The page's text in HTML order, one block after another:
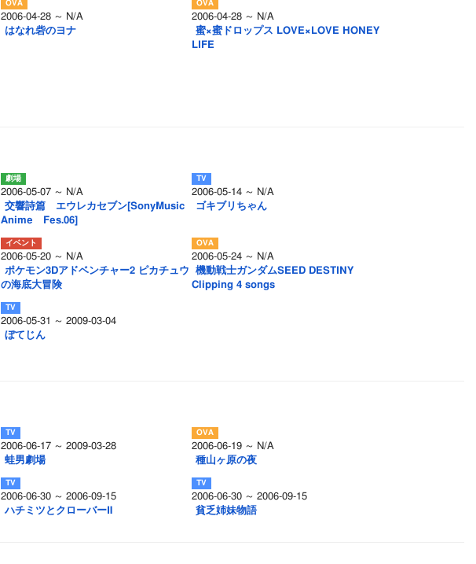
2006-04-28 ～ N/A
はなれ砦のヨナ
2006-04-28 ～ N/A
蜜×蜜ドロップス LOVE×LOVE HONEY
LIFE
2006-05-07 ～ N/A
交響詩篇 エウレカセブン[SonyMusic
Anime Fes.06]
2006-05-14 ～ N/A
ゴキブリちゃん
2006-05-20 ～ N/A
ポケモン3Dアドベンチャー2 ピカチュウ
の海底大冒険
2006-05-24 ～ N/A
機動戦士ガンダムSEED DESTINY
Clipping 4 songs
2006-05-31 ～ 2009-03-04
ぼてじん
2006-06-17 ～ 2009-03-28
蛙男劇場
2006-06-19 ～ N/A
種山ヶ原の夜
2006-06-30 ～ 2006-09-15
ハチミツとクローバーⅡ
2006-06-30 ～ 2006-09-15
貧乏姉妹物語